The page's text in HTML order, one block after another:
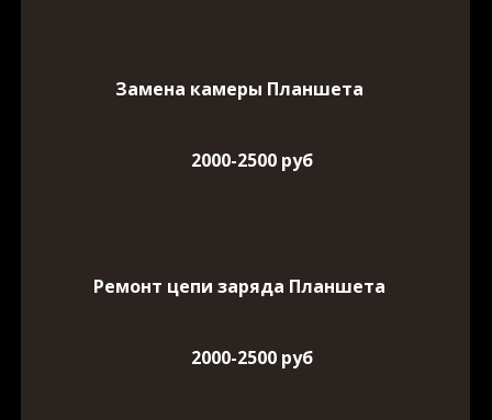
Замена камеры Планшета
2000-2500 руб
Ремонт цепи заряда Планшета
2000-2500 руб